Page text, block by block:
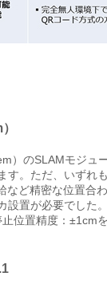
）のSLAMモジュ
す。ただ、いずれ
など精密な位置合
設置が必要でした
位置精度：±1cm